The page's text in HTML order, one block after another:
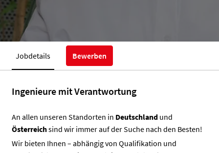
Jobdetails Bewerben
Ingenieure mit Verantwortung
An allen unseren Standorten in Deutschland und
Österreichsind wir immer auf der Suche nach den Besten!
Wir bieten Ihnen – abhängig von Qualifikation und